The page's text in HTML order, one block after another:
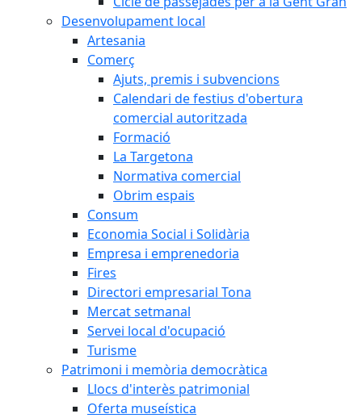
Desenvolupament local
Artesania
Comerç
Ajuts, premis i subvencions
Calendari de festius d'obertura
comercial autoritzada
Formació
La Targetona
Normativa comercial
Obrim espais
Consum
Economia Social i Solidària
Empresa i emprenedoria
Fires
Directori empresarial Tona
Mercat setmanal
Servei local d'ocupació
Turisme
Patrimoni i memòria democràtica
Llocs d'interès patrimonial
Oferta museística